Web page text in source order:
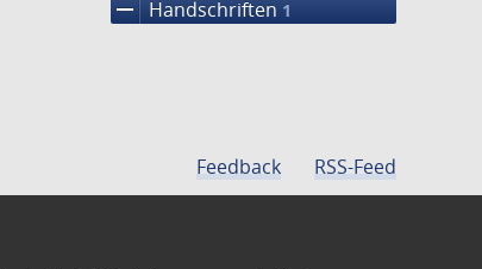
remove Handschriften 1
Feedback RSS-Feed